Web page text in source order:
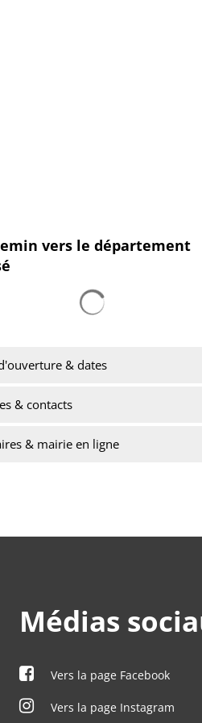
vers le département
& dates
& contacts
& mairie en ligne
Médias
Vers la page Facebook
Vers la page Instagram